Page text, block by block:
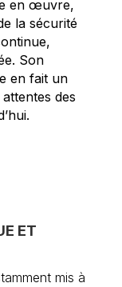
en œuvre,
la sécurité
Son
en fait un
des
ET
mis à